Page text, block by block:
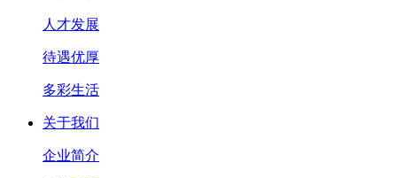
人才发展
待遇优厚
多彩生活
关于我们
企业简介